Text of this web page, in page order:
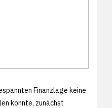
Finanzlage keine
konnte, zunächst